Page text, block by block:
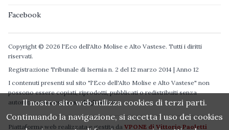
Facebook
Copyright © 2026 l'Eco dell'Alto Molise e Alto Vastese. Tutti i diritti
riservati.
Registrazione Tribunale di Isernia n. 2 del 12 marzo 2014 | Anno 12
I contenuti presenti sul sito "l'Eco dell'Alto Molise e Alto Vastese" non
possono essere copiati, riprodotti, pubblicati o redistribuiti senza
autorizzazione espressa degli autori.
Piattaforma web realizzata e gestita da VPONE di Vittorio Paoletti
Il nostro sito web utilizza cookies di terzi parti.
Continuando la navigazione, si accetta l uso dei cookies